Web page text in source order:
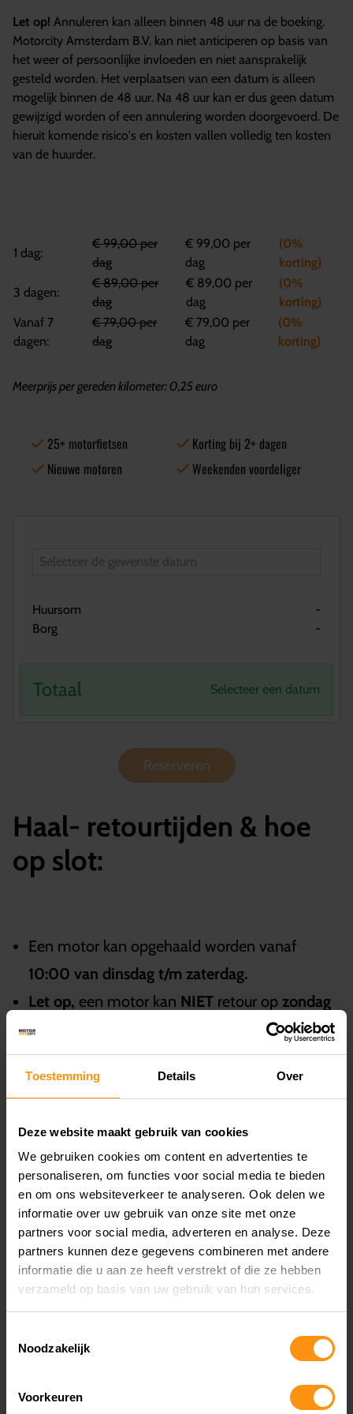
Toestemming Details Over
Deze website maakt gebruik van cookies
We gebruiken cookies om content en advertenties te
personaliseren, om functies voor social media te bieden
en om ons websiteverkeer te analyseren. Ook delen we
informatie over uw gebruik van onze site met onze
partners voor social media, adverteren en analyse. Deze
partners kunnen deze gegevens combineren met andere
informatie die u aan ze heeft verstrekt of die ze hebben
verzameld op basis van uw gebruik van hun services.
Noodzakelijk
Voorkeuren
Let op! Annuleren kan alleen binnen 48 uur na de boeking.
Motorcity Amsterdam B.V. kan niet anticiperen op basis van
het weer of persoonlijke invloeden en niet aansprakelijk
gesteld worden. Het verplaatsen van een datum is alleen
mogelijk binnen de 48 uur. Na 48 uur kan er dus geen datum
gewijzigd worden of een annulering worden doorgevoerd. De
hieruit komende risico's en kosten vallen volledig ten kosten
van de huurder.
1 dag:
€ 99,00 per
dag
€ 99,00 per
dag
(0%
korting)
3 dagen:
€ 89,00 per
dag
€ 89,00 per
dag
(0%
korting)
Vanaf 7
dagen:
€ 79,00 per
dag
€ 79,00 per
dag
(0%
korting)
Meerprijs per gereden kilometer: 0,25 euro
25+ motorfietsen
Weekenden voordeliger
Korting bij 2+ dagen
Nieuwe motoren
Huursom
-
Borg
-
Totaal Selecteer een datum
Reserveren
Haal- retourtijden & hoe
op slot:
Een motor kan opgehaald worden vanaf
10:00 van dinsdag t/m zaterdag.
Let op, een motor kan NIET retour op zondag
en maandag
als wij gesloten zijn, ook niet voor
het hek of andere manier.
Wanneer je de motor huurt voor 1 dag, dan
van die dag te zijn teruggebracht. Kijk dus ook
goed naar onze openingstijden voordat je
boekt. Wanneer je de motor huurt voor 1 dag,
dan mag deze ook de volgende dag tussen
08:30 en 09:00 uiterlijk teruggebracht
worden.Met uitzondering van de zaterdag,
Wij hanteren
per uur vanaf het
eerste uur dat de motor te laat terug is, om